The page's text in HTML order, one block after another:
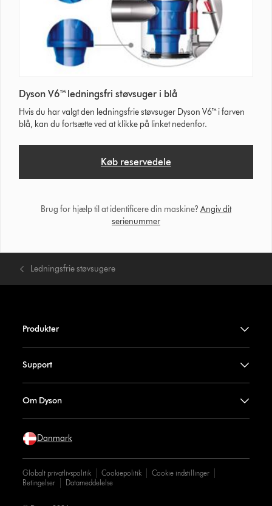
Dyson V6™ ledningsfri støvsuger i blå
Hvis du har valgt den ledningsfrie støvsuger Dyson V6™ i farven
blå, kan du fortsætte ved at klikke på linket nedenfor.
Køb reservedele
Brug for hjælp til at identificere din maskine? Angiv dit
serienummer
Ledningsfrie støvsugere
Produkter
Support
Om Dyson
Danmark
Globalt privatlivspolitik Cookiepolitik
Cookie indstillinger
Betingelser
Datameddelelse